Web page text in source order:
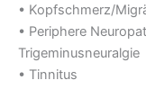
• Kopfschmerz/
• Periphere
Trigeminusneuralgie
• Tinnitus